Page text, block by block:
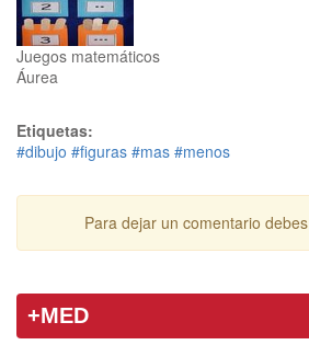
Juegos matemáticos
Áurea
Etiquetas:
#dibujo #figuras #mas #menos
Para dejar un comentario debes
+MED